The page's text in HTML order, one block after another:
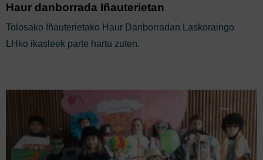
Haur danborrada Iñauterietan
Tolosako Iñauterietako Haur Danborradan Laskoraingo
LHko ikasleek parte hartu zuten.